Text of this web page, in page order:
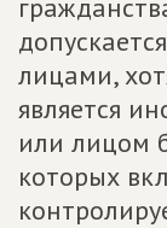
лицами,
является
или лицом
которых